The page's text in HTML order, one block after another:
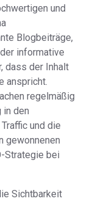
und
Blogbeiträge,
informative
dass der Inhalt
anspricht.
regelmäßig
in den
und die
gewonnenen
Strategie bei
Sichtbarkeit